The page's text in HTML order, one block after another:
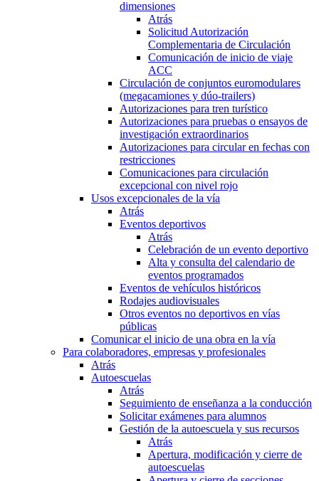
dimensiones
Atrás
Solicitud Autorización
Complementaria de Circulación
Comunicación de inicio de viaje
ACC
Circulación de conjuntos euromodulares
(megacamiones y dúo-trailers)
Autorizaciones para tren turístico
Autorizaciones para pruebas o ensayos de
investigación extraordinarios
Autorizaciones para circular en fechas con
restricciones
Comunicaciones para circulación
excepcional con nivel rojo
Usos excepcionales de la vía
Atrás
Eventos deportivos
Atrás
Celebración de un evento deportivo
Alta y consulta del calendario de
eventos programados
Eventos de vehículos históricos
Rodajes audiovisuales
Otros eventos no deportivos en vías
públicas
Comunicar el inicio de una obra en la vía
Para colaboradores, empresas y profesionales
Atrás
Autoescuelas
Atrás
Seguimiento de enseñanza a la conducción
Solicitar exámenes para alumnos
Gestión de la autoescuela y sus recursos
Atrás
Apertura, modificación y cierre de
autoescuelas